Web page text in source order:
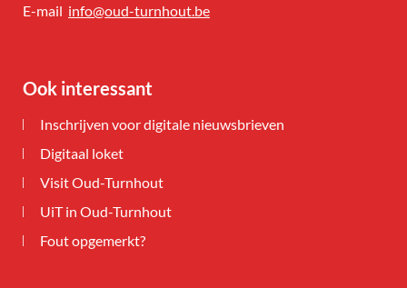
E-
info@oud-turnhout.be
Ook interessant
Inschrijven voor digitale nieuwsbrieven
Digitaal loket
Visit Oud-Turnhout
UiT in Oud-Turnhout
Fout opgemerkt?